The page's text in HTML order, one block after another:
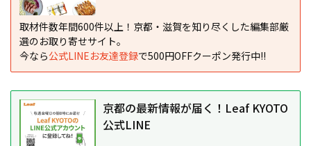
取材件数年間600件以上！京都・滋賀を知り尽くした編集部厳
選のお取り寄せサイト。
今なら公式LINEお友達登録で500円OFFクーポン発行中!!
京都の最新情報が届く！Leaf KYOTO
公式LINE